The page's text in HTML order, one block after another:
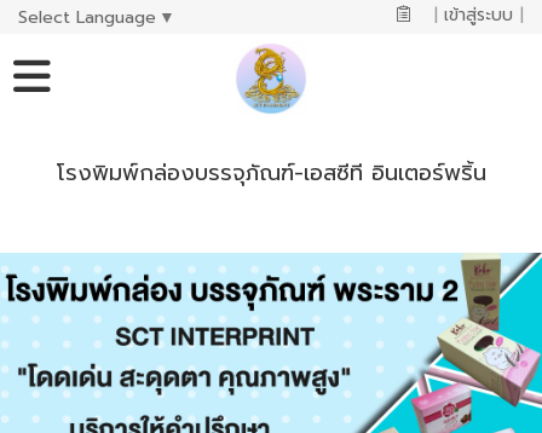
Select Language ▼ | เข้าสู่ระบบ |
โรงพิมพ์กล่องบรรจุภัณฑ์-เอสซีที อินเตอร์พริ้น